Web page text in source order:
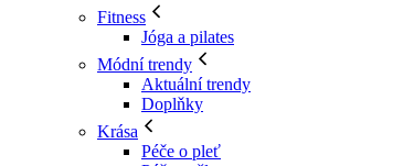
Fitness
Jóga a pilates
Módní trendy
Aktuální trendy
Doplňky
Krása
Péče o pleť